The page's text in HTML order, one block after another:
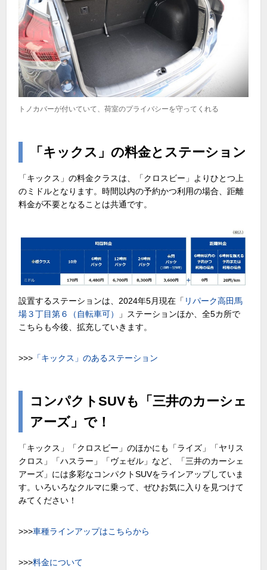
トノカバーが付いていて、荷室のプライバシーを守ってくれる
「キックス」の料金とステーション
「キックス」の料金クラスは、「クロスビー」よりひとつ上
のミドルとなります。時間以内の予約かつ利用の場合、距離
料金が不要となることは共通です。
設置するステーションは、2024年5月現在「 リパーク高田馬
場３丁目第６（自転車可）
」ステーションほか、全5カ所で
こちらも今後、拡充していきます。
>>> 「キックス」のあるステーション
コンパクトSUVも「三井のカーシェ
アーズ」で！
「キックス」「クロスビー」のほかにも「ライズ」「ヤリス
クロス」「ハスラー」「ヴェゼル」など、「三井のカーシェ
アーズ」には多彩なコンパクトSUVをラインアップしていま
す。いろいろなクルマに乗って、ぜひお気に入りを見つけて
みてください！
>>>車種ラインアップはこちらから
>>>料金について